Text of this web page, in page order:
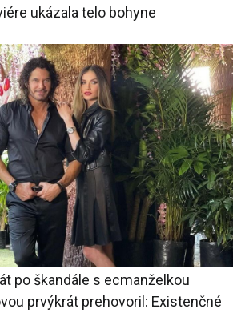
ukázala telo bohyne
po škandále s ecmanželkou
prvýkrát prehovoril: Existenčné